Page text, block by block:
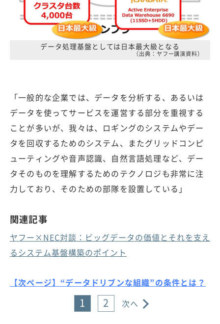
データ処理基盤としては日本最大級となる
（出典：ヤフー講演資料）
「一般的な企業では、データを分析する、あるいは
データを使ってサービスを運営する部分を重視する
ことが多いが、我々は、ロギングのシステムやデー
タを回収するためのシステム、またグリッドコンピ
ューティングや音声認識、自然言語処理など、デー
タそのものを理解するためのテクノロジも非常に注
力しており、そのための部隊を設置している」
関連記事
ヤフー×NEC対談：ビッグデータの価値とそれを支え
るシステム基盤構築のポイント
【次ページ】“データドリブンな組織”の条件とは？
1 2 次へ